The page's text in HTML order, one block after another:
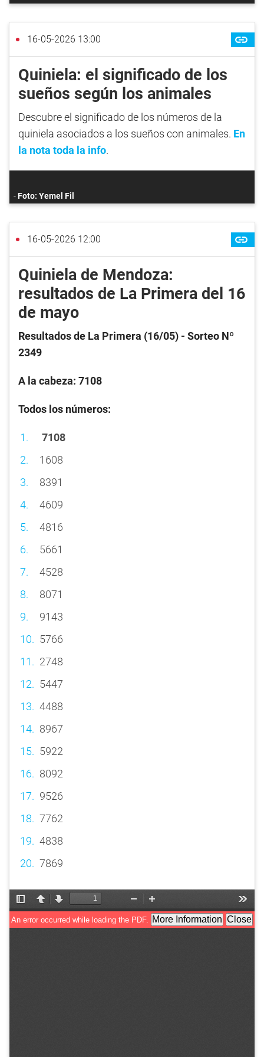
16-05-2026 13:00
Quiniela: el significado de los
sueños según los animales
Descubre el significado de los números de la
quiniela asociados a los sueños con animales. En
la nota toda la info.
Foto: Yemel Fil
16-05-2026 12:00
Quiniela de Mendoza:
resultados de La Primera del 16
de mayo
Resultados de La Primera (16/05) - Sorteo Nº
2349
A la cabeza: 7108
Todos los números:
7108
1608
8391
4609
4816
5661
4528
8071
9143
5766
2748
5447
4488
8967
5922
8092
9526
7762
4838
7869